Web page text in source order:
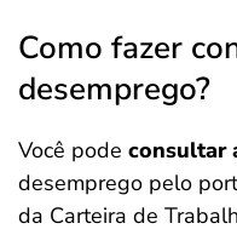
Como fazer
desemprego?
Você pode consultar
desemprego pelo
da Carteira de